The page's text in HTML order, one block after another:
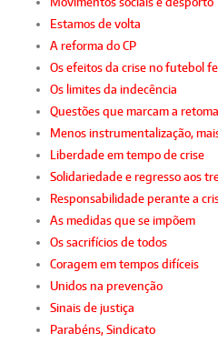
Estamos de volta
A reforma do CP
Os efeitos da crise no futebol
Os limites da indecência
Questões que marcam a
Menos instrumentalização,
Liberdade em tempo de crise
Solidariedade e regresso aos
Responsabilidade perante a
As medidas que se impõem
Os sacrifícios de todos
Coragem em tempos difíceis
Unidos na prevenção
Sinais de justiça
Parabéns, Sindicato